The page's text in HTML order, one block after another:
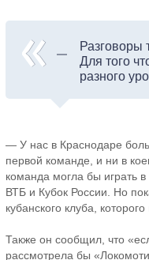
Разговоры
Для того
разного
— У нас в Краснодаре
первой команде, и ни в
команда могла бы играть
ВТБ и Кубок России. Но
кубанского клуба,
Также он сообщил, что
рассмотрела бы